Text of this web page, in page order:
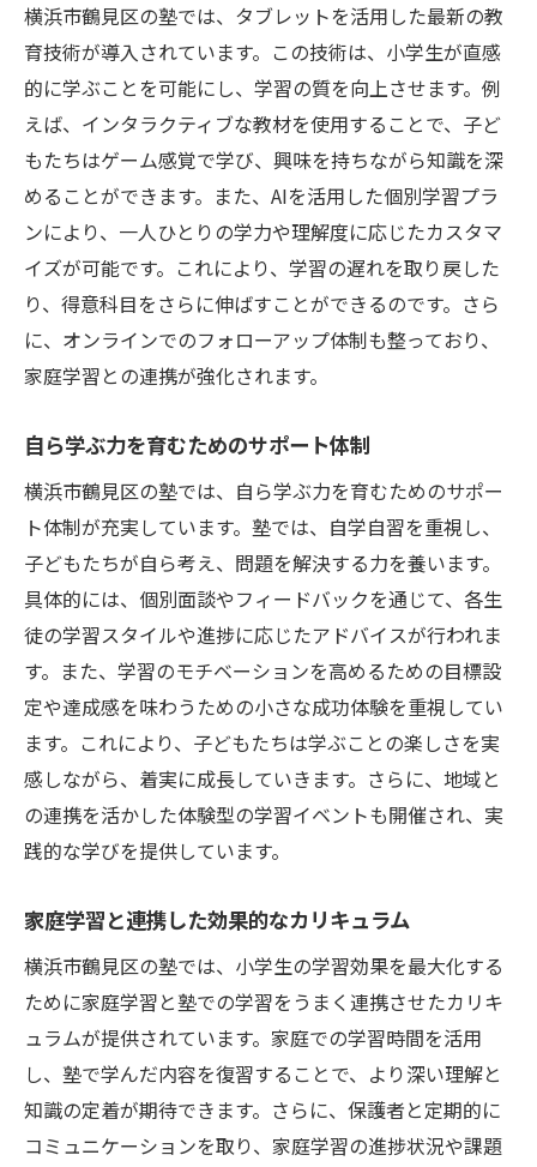
個別フォローがもたらす成績アップの事例
塾の選び方で未来を変える：横浜市鶴見区の小
学生に注目
将来を見据えた学力向上の戦略
進学先に対応した科目選択の重要性
志望校合格に向けた特別プログラム
教育プランニングの必要性
生徒と保護者が一体となる学びの姿
鶴見区で評判の塾が提供する個別指導と集団指
導のメリット
集団指導の中で得られる仲間意識
それぞれの授業形式がもたらす成果
親御さんも安心のサポート体制
選択肢が豊富なカリキュラムの魅力
生徒のタイプに応じた指導法の選び方
神奈川県横浜市鶴見区で見つける小学生に最適
な学びの場
教育機関が提供する多彩なプログラム
生徒一人ひとりを大切にする環境
保護者も学べる教育セミナーの紹介
コミュニティとの連携を生かした教育
未来を見据えた学びの選択肢
横浜市鶴見区の塾では、タブレットを活用した最新の教
育技術が導入されています。この技術は、小学生が直感
的に学ぶことを可能にし、学習の質を向上させます。例
えば、インタラクティブな教材を使用することで、子ど
もたちはゲーム感覚で学び、興味を持ちながら知識を深
めることができます。また、AIを活用した個別学習プラ
ンにより、一人ひとりの学力や理解度に応じたカスタマ
イズが可能です。これにより、学習の遅れを取り戻した
り、得意科目をさらに伸ばすことができるのです。さら
に、オンラインでのフォローアップ体制も整っており、
家庭学習との連携が強化されます。
自ら学ぶ力を育むためのサポート体制
横浜市鶴見区の塾では、自ら学ぶ力を育むためのサポー
ト体制が充実しています。塾では、自学自習を重視し、
子どもたちが自ら考え、問題を解決する力を養います。
具体的には、個別面談やフィードバックを通じて、各生
徒の学習スタイルや進捗に応じたアドバイスが行われま
す。また、学習のモチベーションを高めるための目標設
定や達成感を味わうための小さな成功体験を重視してい
ます。これにより、子どもたちは学ぶことの楽しさを実
感しながら、着実に成長していきます。さらに、地域と
の連携を活かした体験型の学習イベントも開催され、実
践的な学びを提供しています。
家庭学習と連携した効果的なカリキュラム
横浜市鶴見区の塾では、小学生の学習効果を最大化する
ために家庭学習と塾での学習をうまく連携させたカリキ
ュラムが提供されています。家庭での学習時間を活用
し、塾で学んだ内容を復習することで、より深い理解と
知識の定着が期待できます。さらに、保護者と定期的に
コミュニケーションを取り、家庭学習の進捗状況や課題